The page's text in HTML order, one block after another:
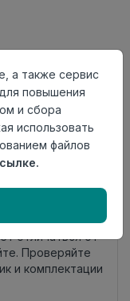
отличаться от
Проверяйте
и комплектации
а также сервис
повышения
и сбора
использовать
файлов